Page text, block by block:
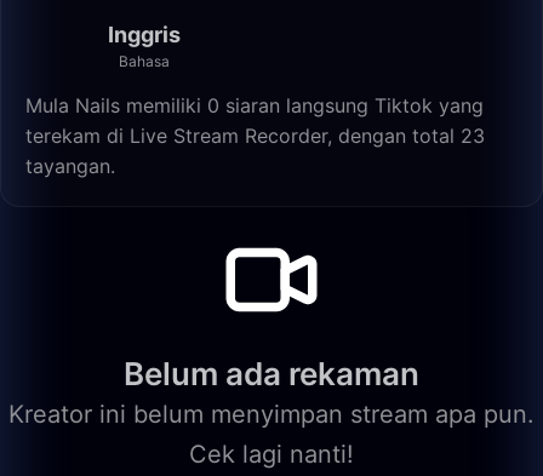
Inggris
Bahasa
Mula Nails memiliki 0 siaran langsung Tiktok yang
terekam di Live Stream Recorder, dengan total 23
tayangan.
Belum ada rekaman
Kreator ini belum menyimpan stream apa pun.
Cek lagi nanti!